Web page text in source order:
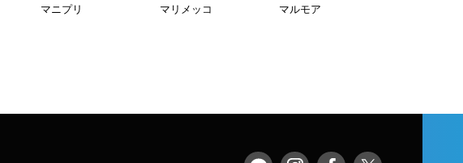
マニプリ マリメッコ マルモア